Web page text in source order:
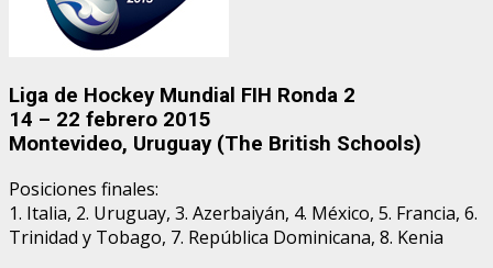
Liga de Hockey Mundial FIH Ronda 2
14 – 22 febrero 2015
Montevideo, Uruguay (The British Schools)
Posiciones finales:
1. Italia, 2. Uruguay, 3. Azerbaiyán, 4. México, 5. Francia, 6.
Trinidad y Tobago, 7. República Dominicana, 8. Kenia